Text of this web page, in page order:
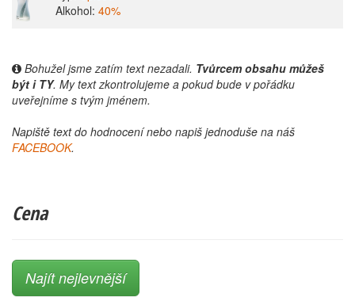
Alkohol: 40%
Bohužel jsme zatím text nezadali. Tvůrcem obsahu můžeš
být i TY. My text zkontrolujeme a pokud bude v pořádku
uveřejníme s tvým jménem.
Napiště text do hodnocení nebo napiš jednoduše na náš
FACEBOOK.
Cena
Najít nejlevnější